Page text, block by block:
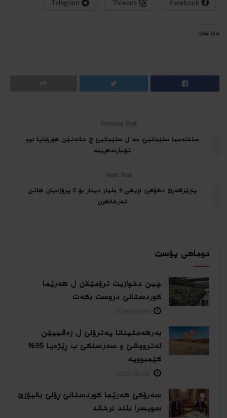
Facebook
Threads
Telegram
Like this:
Previous Post
ساخله‌میا سلێمانیێ: مه‌ ل سلێمانیێ چ حاله‌تێن كۆرۆنایا نوو
تۆمارنه‌كرینه‌
Next Post
پارێزگه‌رێ دهۆكێ: نزیكى 4 ملیار دینار بۆ 6 پرۆژه‌یان هاتن
ته‌رخانكرن
دوماهی پۆست
چین دخوازیت ترۆمێلان ل هەرێما
كوردستانێ دروست بكەت
بەرهەمئینانا په‌ترۆلێ ل زه‌ڤییێن
ئەترووشێ و سەرسنكێ ب ڕێژەیا 95%
كێمبوویە
سەرۆکێ هەرێما کوردستانێ ڕۆلێ بالیۆزێ
سویسرا بلند نرخاند